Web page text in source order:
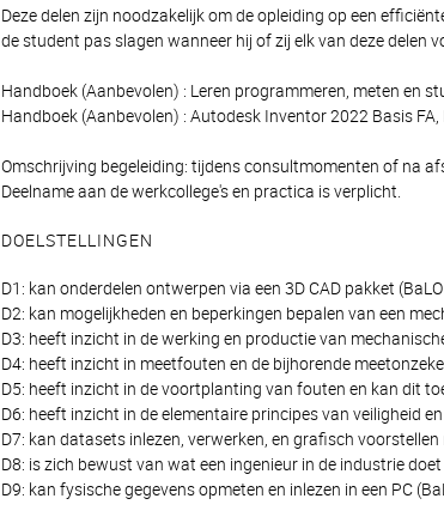
Deze delen zijn noodzakelijk om de opleiding op een
de student pas slagen wanneer hij of zij elk van deze delen
Handboek (Aanbevolen) : Leren programmeren, meten en
Handboek (Aanbevolen) : Autodesk Inventor 2022 Basis FA,
Omschrijving begeleiding: tijdens consultmomenten of na
Deelname aan de werkcollege's en practica is verplicht.
DOELSTELLINGEN
D1: kan onderdelen ontwerpen via een 3D CAD pakket
D2: kan mogelijkheden en beperkingen bepalen van een
D3: heeft inzicht in de werking en productie van
D4: heeft inzicht in meetfouten en de bijhorende
D5: heeft inzicht in de voortplanting van fouten en kan dit
D6: heeft inzicht in de elementaire principes van veiligheid
D7: kan datasets inlezen, verwerken, en grafisch
D8: is zich bewust van wat een ingenieur in de industrie doet
D9: kan fysische gegevens opmeten en inlezen in een PC